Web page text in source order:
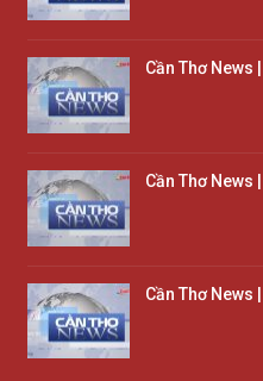
Cần Thơ News
Cần Thơ News
Cần Thơ News